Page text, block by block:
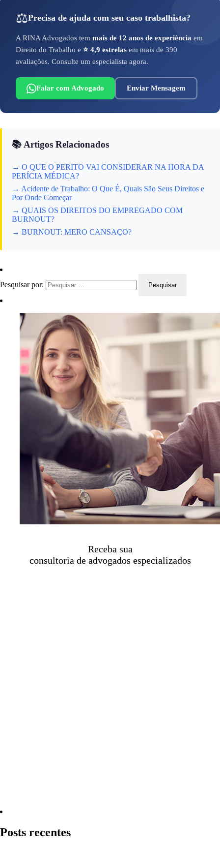
⚖️Precisa de ajuda com seu caso trabalhista?
A RINA Advogados tem mais de 12 anos de experiência em
Direito do Trabalho e ⭐ 4,9 estrelas em mais de 390
avaliações. Consulte um especialista agora.
Falar com Advogado Enviar Mensagem
📚 Artigos Relacionados
→ O QUE O PERITO VAI CONSIDERAR NA HORA DA
PERÍCIA MÉDICA?
→ Acidente de Trabalho: O Que É, Quais São Seus Direitos e
Por Onde Começar
→ QUAIS OS DIREITOS DO EMPREGADO COM
BURNOUT?
→ BURNOUT: MERO CANSAÇO?
Pesquisar por:
Receba sua
consultoria de advogados especializados
Posts recentes